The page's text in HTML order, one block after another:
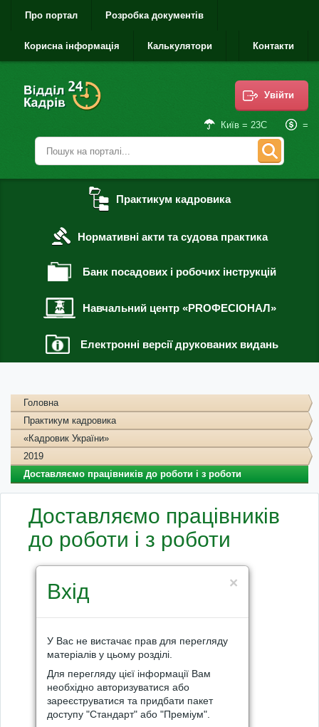
Про портал Розробка документів
Корисна інформація Калькулятори Контакти
Увійти
Київ = 23С =
Практикум кадровика
Нормативні акти та судова практика
Банк посадових і робочих інструкцій
Навчальний центр «PROФЕСІОНАЛ»
Електронні версії друкованих видань
Головна
Практикум кадровика
«Кадровик України»
2019
Доставляємо працівників до роботи і з роботи
Доставляємо працівників
до роботи і з роботи
×
Вхід
У Вас не вистачає прав для перегляду
матеріалів у цьому розділі.
Для перегляду цієї інформації Вам
необхідно авторизуватися або
зареєструватися та придбати пакет
доступу "Стандарт" або "Преміум".